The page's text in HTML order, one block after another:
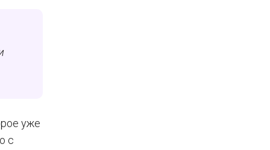
уже
с